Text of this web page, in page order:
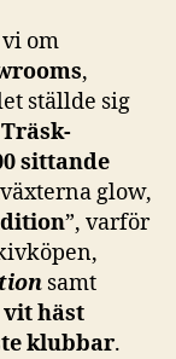
om
,
ställde sig
sittande
glow,
”, varför
samt
häst
klubbar.